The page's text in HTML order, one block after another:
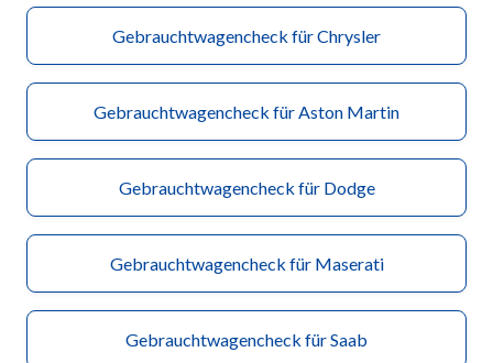
Gebrauchtwagencheck für Chrysler
Gebrauchtwagencheck für Aston Martin
Gebrauchtwagencheck für Dodge
Gebrauchtwagencheck für Maserati
Gebrauchtwagencheck für Saab